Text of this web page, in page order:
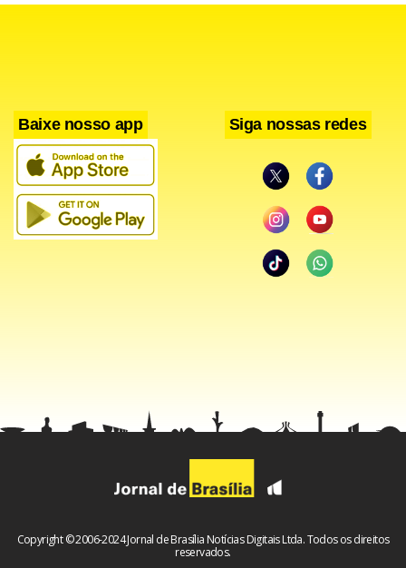
prisões relacionadas ao caso.
Facebook
WhatsApp
LinkedIn
Twitter Telegram
Share
Baixe nosso app Siga nossas redes
Copyright © 2006-2024 Jornal de Brasília Notícias Digitais Ltda. Todos os direitos
reservados.